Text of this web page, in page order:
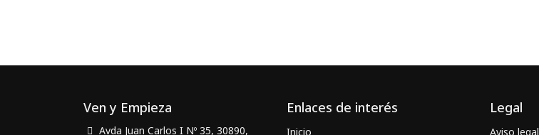
Ven y Empieza
Avda Juan Carlos I Nº 35, 30890,
Enlaces de interés
Inicio
Legal
Aviso legal